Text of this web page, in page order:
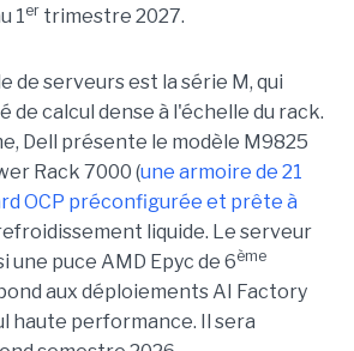
1ertrimestre 2027.
de serveurs est la série M, qui
de calcul dense à l'échelle du rack.
Dell présente le modèle M9825
Rack 7000 (une armoire de 21
OCP préconfigurée et prête à
liquide. Le serveur
une puce AMD Epyc de 6ème
aux déploiements AI Factory
haute performance. Il sera